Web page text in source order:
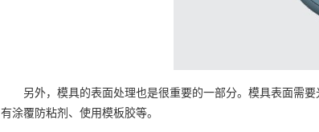
另外，模具的表面处理也是很重要的一部分。模具表面需要
有涂覆防粘剂、使用模板胶等。